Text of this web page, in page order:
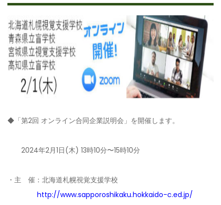
◆ 「第2回 オンライン合同企業説明会」を開催します。
2024年2月1日(木) 13時10分〜15時10分
・主 催：北海道札幌視覚支援学校
http://www.sapporoshikaku.hokkaido-c.ed.jp/